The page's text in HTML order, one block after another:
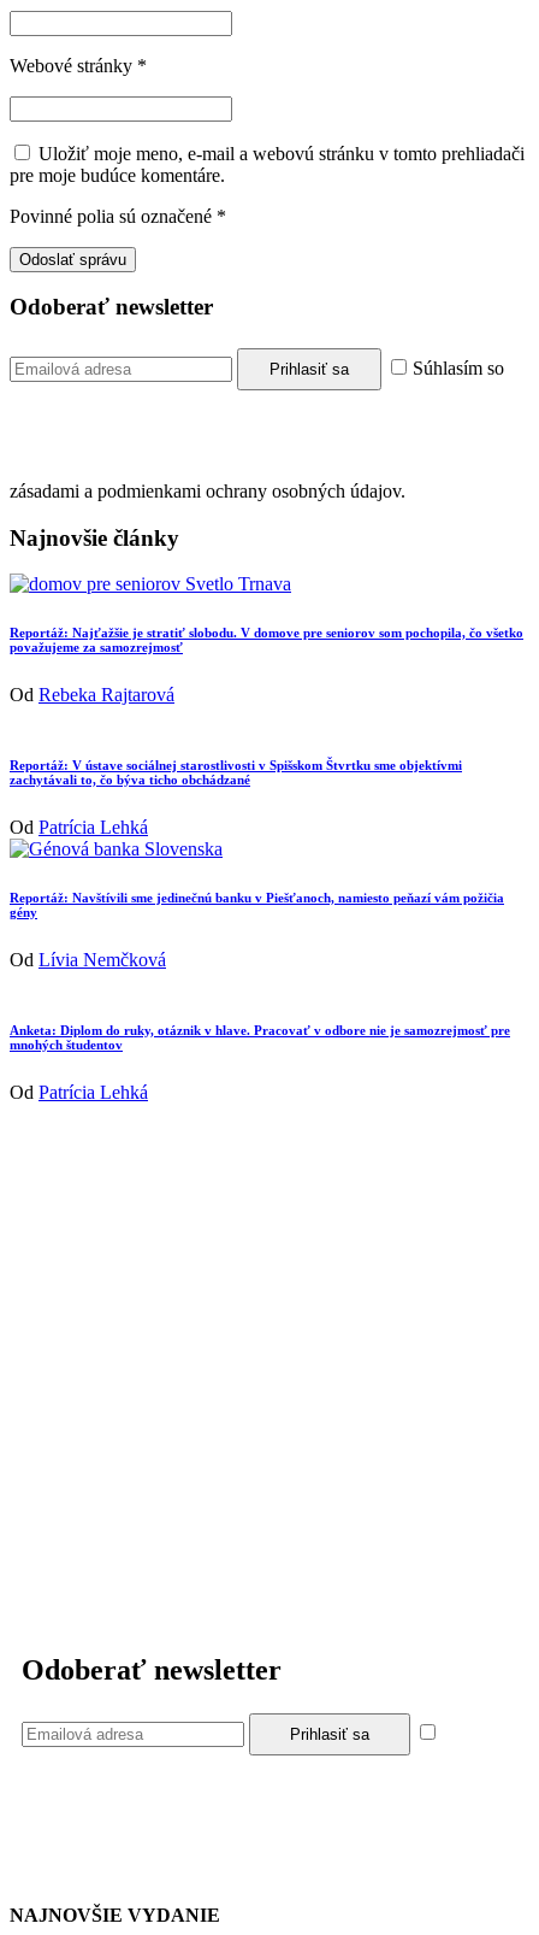
Webové stránky *
Uložiť moje meno, e-mail a webovú stránku v tomto prehliadači
pre moje budúce komentáre.
Povinné polia sú označené *
Odoberať newsletter
Súhlasím so
zásadami a podmienkami ochrany osobných údajov.
Najnovšie články
Reportáž: Najťažšie je stratiť slobodu. V domove pre seniorov som pochopila, čo všetko
považujeme za samozrejmosť
Od Rebeka Rajtarová
Reportáž: V ústave sociálnej starostlivosti v Spišskom Štvrtku sme objektívmi
zachytávali to, čo býva ticho obchádzané
Od Patrícia Lehká
Reportáž: Navštívili sme jedinečnú banku v Piešťanoch, namiesto peňazí vám požičia
gény
Od Lívia Nemčková
Anketa: Diplom do ruky, otáznik v hlave. Pracovať v odbore nie je samozrejmosť pre
mnohých študentov
Od Patrícia Lehká
Odoberať newsletter
NAJNOVŠIE VYDANIE